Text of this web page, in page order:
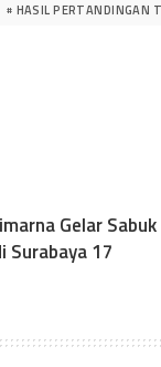
HASIL PERTANDINGAN
Gelar Sabuk
Surabaya 17